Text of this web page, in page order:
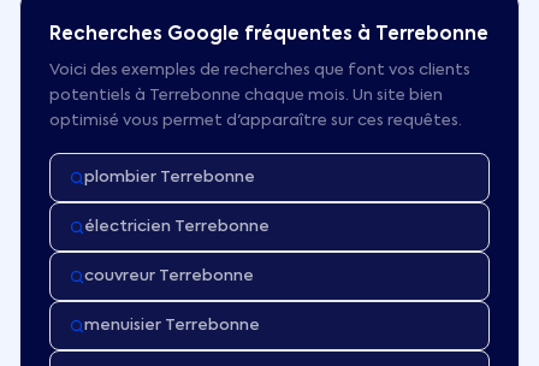
Recherches Google fréquentes à Terrebonne
Voici des exemples de recherches que font vos clients
potentiels à Terrebonne chaque mois. Un site bien
optimisé vous permet d'apparaître sur ces requêtes.
plombier Terrebonne
électricien Terrebonne
couvreur Terrebonne
menuisier Terrebonne